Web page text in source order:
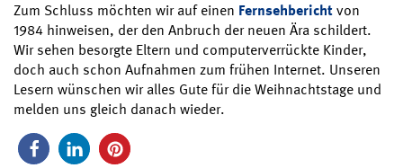
Zum Schluss möchten wir auf einen Fernsehberichtvon
1984 hinweisen, der den Anbruch der neuen Ära schildert.
Wir sehen besorgte Eltern und computerverrückte Kinder,
doch auch schon Aufnahmen zum frühen Internet. Unseren
Lesern wünschen wir alles Gute für die Weihnachtstage und
melden uns gleich danach wieder.